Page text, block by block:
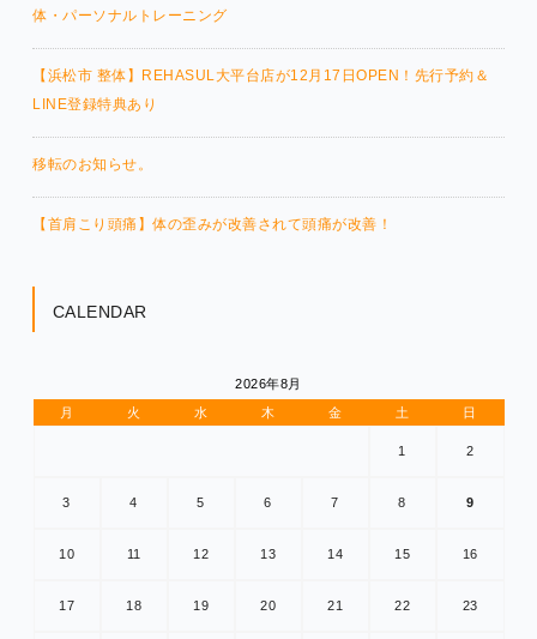
体・パーソナルトレーニング
【浜松市 整体】REHASUL大平台店が12月17日OPEN！先行予約＆
LINE登録特典あり
移転のお知らせ。
【首肩こり頭痛】体の歪みが改善されて頭痛が改善！
CALENDAR
2026年8月
月
火 水 木 金 土 日
1 2
3 4 5 6 7 8 9
10 11 12 13 14 15 16
17 18 19 20 21 22 23